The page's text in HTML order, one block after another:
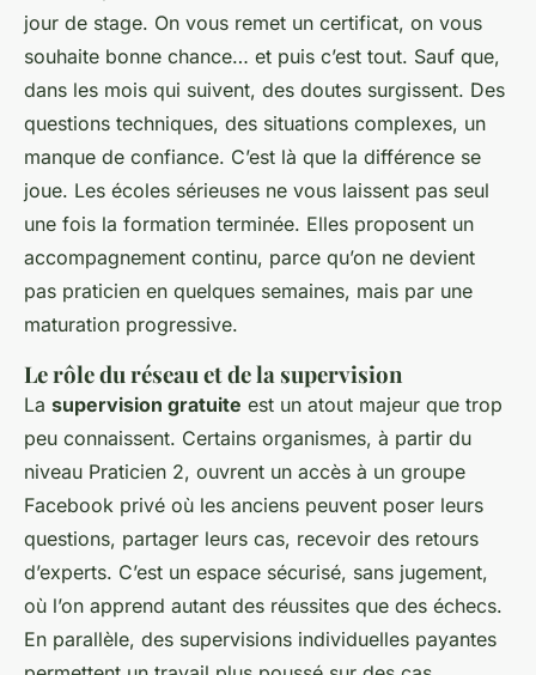
jour de stage. On vous remet un certificat, on vous
souhaite bonne chance… et puis c’est tout. Sauf que,
dans les mois qui suivent, des doutes surgissent. Des
questions techniques, des situations complexes, un
manque de confiance. C’est là que la différence se
joue. Les écoles sérieuses ne vous laissent pas seul
une fois la formation terminée. Elles proposent un
accompagnement continu, parce qu’on ne devient
pas praticien en quelques semaines, mais par une
maturation progressive.
Le rôle du réseau et de la supervision
La supervision gratuite est un atout majeur que trop
peu connaissent. Certains organismes, à partir du
niveau Praticien 2, ouvrent un accès à un groupe
Facebook privé où les anciens peuvent poser leurs
questions, partager leurs cas, recevoir des retours
d’experts. C’est un espace sécurisé, sans jugement,
où l’on apprend autant des réussites que des échecs.
En parallèle, des supervisions individuelles payantes